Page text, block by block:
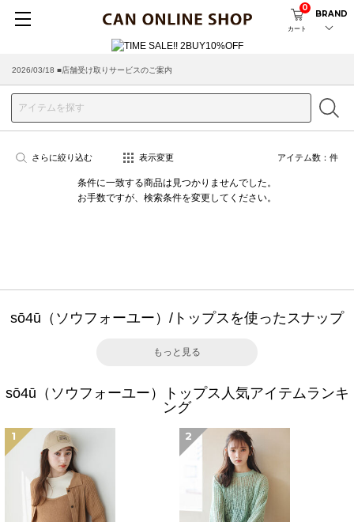
カート
0
BRAND
2026/03/18 ■店舗受け取りサービスのご案内
さらに絞り込む 表示変更 アイテム数： 件
条件に一致する商品は見つかりませんでした。
お手数ですが、検索条件を変更してください。
sō4ū（ソウフォーユー）/トップスを使ったスナップ
もっと見る
sō4ū（ソウフォーユー）トップス人気アイテムランキ
ング
1 2